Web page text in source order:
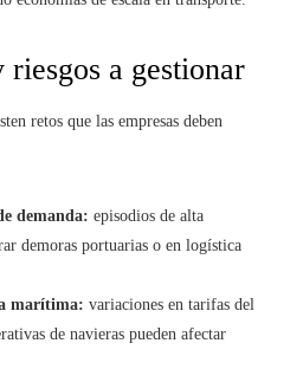
a gestionar
retos que las empresas deben
demanda: episodios de alta
demoras portuarias o en logística
marítima: variaciones en tarifas del
de navieras pueden afectar